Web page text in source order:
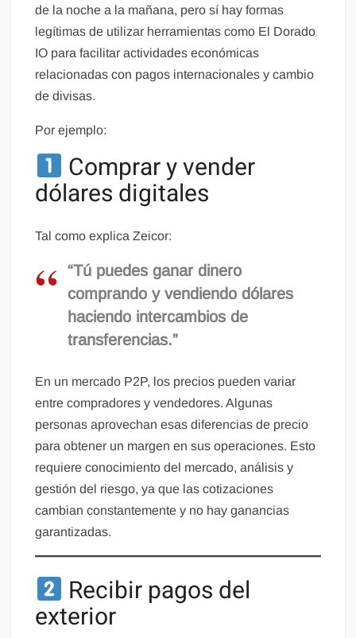
de la noche a la mañana, pero sí hay formas
legítimas de utilizar herramientas como El Dorado
IO para facilitar actividades económicas
relacionadas con pagos internacionales y cambio
de divisas.
Por ejemplo:
Comprar y vender
dólares digitales
Tal como explica Zeicor:
“Tú puedes ganar dinero
comprando y vendiendo dólares
haciendo intercambios de
transferencias.”
En un mercado P2P, los precios pueden variar
entre compradores y vendedores. Algunas
personas aprovechan esas diferencias de precio
para obtener un margen en sus operaciones. Esto
requiere conocimiento del mercado, análisis y
gestión del riesgo, ya que las cotizaciones
cambian constantemente y no hay ganancias
garantizadas.
Recibir pagos del
exterior